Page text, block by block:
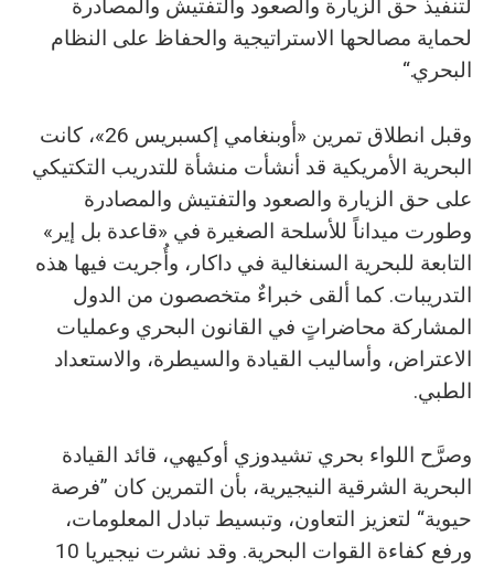
لتنفيذ حق الزيارة والصعود والتفتيش والمصادرة
لحماية مصالحها الاستراتيجية والحفاظ على النظام
البحري.“
وقبل انطلاق تمرين «أوبنغامي إكسبريس 26»، كانت
البحرية الأمريكية قد أنشأت منشأة للتدريب التكتيكي
على حق الزيارة والصعود والتفتيش والمصادرة
وطورت ميداناً للأسلحة الصغيرة في «قاعدة بل إير»
التابعة للبحرية السنغالية في داكار، وأُجريت فيها هذه
التدريبات. كما ألقى خبراءٌ متخصصون من الدول
المشاركة محاضراتٍ في القانون البحري وعمليات
الاعتراض، وأساليب القيادة والسيطرة، والاستعداد
الطبي.
وصرَّح اللواء بحري تشيدوزي أوكيهي، قائد القيادة
البحرية الشرقية النيجيرية، بأن التمرين كان ”فرصة
حيوية“ لتعزيز التعاون، وتبسيط تبادل المعلومات،
ورفع كفاءة القوات البحرية. وقد نشرت نيجيريا 10